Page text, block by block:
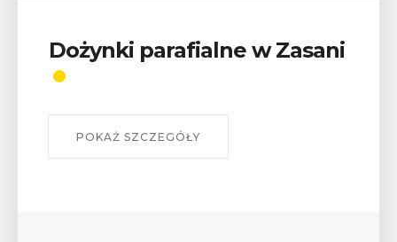
Wykład „Jak zdobyć
odznaki na myślenickich
W środę 12 sierpnia o godz. 17 w Miejskiej